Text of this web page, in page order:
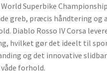
Superbike
greb, præcis håndtering og
Diablo Rosso IV Corsa
hvilket gør det ideelt til
og det innovative
forhold.